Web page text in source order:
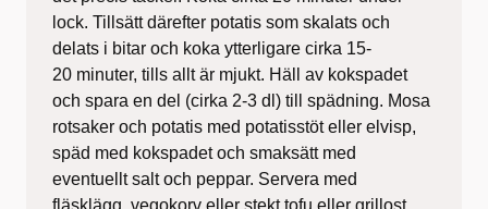
lock. Tillsätt därefter potatis som skalats och
delats i bitar och koka ytterligare cirka 15-
20 minuter, tills allt är mjukt. Häll av kokspadet
och spara en del (cirka 2-3 dl) till spädning. Mosa
rotsaker och potatis med potatisstöt eller elvisp,
späd med kokspadet och smaksätt med
eventuellt salt och peppar. Servera med
fläsklägg, vegokorv eller stekt tofu eller grillost.